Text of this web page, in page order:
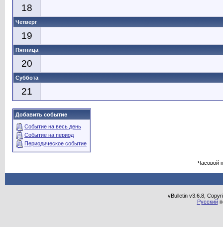
18
Четверг
19
Пятница
20
Суббота
21
Добавить событие
Событие на весь день
Событие на период
Периодическое событие
Часовой
vBulletin v3.6.8,
Русский